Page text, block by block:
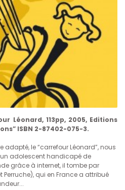
Léonard, 113pp, 2005, Editions
ISBN 2-87402-075-3.
le “carrefour Léonard”, nous
adolescent handicapé de
grâce à internet, il tombe par
qui en France a attribué